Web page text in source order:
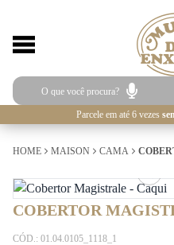
Parcele em até 6 vezes
HOME MAISON CAMA
COBERTOR
CÓD.: 01.04.0105_1118_1